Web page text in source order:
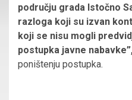
području grada Istočno
razloga koji su izvan
koji se nisu mogli
postupka javne
poništenju postupka.